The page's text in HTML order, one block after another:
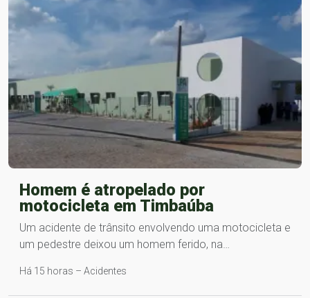
Homem é atropelado por
motocicleta em Timbaúba
Um acidente de trânsito envolvendo uma motocicleta e
um pedestre deixou um homem ferido, na…
Há 15 horas – Acidentes